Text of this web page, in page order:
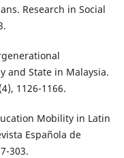
Research in Social
and State in Malaysia.
1126-1166.
Mobility in Latin
Española de
303.